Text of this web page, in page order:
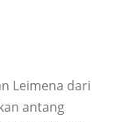
Leimena dari
antang